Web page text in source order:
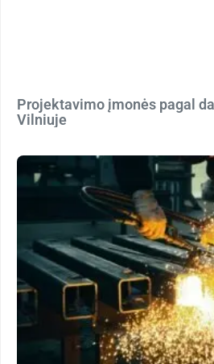
Projektavimo įmonės pagal
Vilniuje